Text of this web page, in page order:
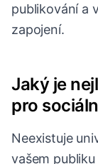
publikování a
zapojení.
Jaký je
pro
Neexistuje
vašem